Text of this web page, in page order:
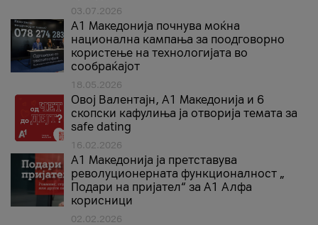
03.07.2026
A1 Македонија почнува моќна
национална кампања за поодговорно
користење на технологијата во
сообраќајот
18.05.2026
Овој Валентајн, A1 Македонија и 6
скопски кафулиња ја отворија темата за
safe dating
16.02.2026
А1 Македонија ја претставува
револуционерната функционалност „
Подари на пријател“ за А1 Алфа
корисници
02.02.2026